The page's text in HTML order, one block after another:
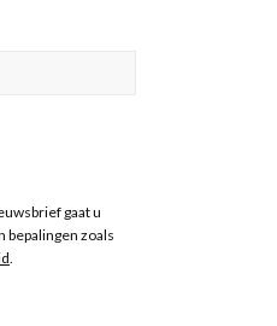
gaat u
bepalingen zoals